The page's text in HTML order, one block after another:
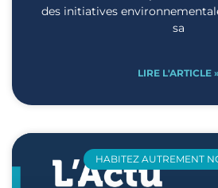
des initiatives
sa
LIRE L'ARTICLE
HABITEZ AUTREMENT